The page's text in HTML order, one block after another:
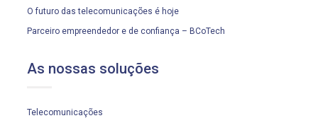
O futuro das telecomunicações é hoje
Parceiro empreendedor e de confiança – BCoTech
As nossas soluções
Telecomunicações